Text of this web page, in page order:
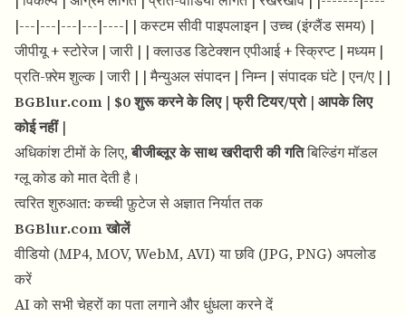
|---|---|---|---|----| | कस्टम सीवी पाइपलाइन | उच्च (इंग्लैंड समय) |
जीपीयू + स्टोरेज | जारी | | क्लाउड डिटेक्शन एपीआई + स्क्रिप्ट | मध्यम |
प्रति-फ़्रेम शुल्क | जारी | | मैन्युअल संपादन | निम्न | संपादक घंटे | एन/ए | |
BGBlur.com | $0 शुरू करने के लिए|फ्री टियर/प्रो| आपके लिए
कोई नहीं|
अधिकांश टीमों के लिए,बीजीब्लूर के साथ खरीदारी की गतिबिल्डिंग मॉडल
ग्लू कोड को मात देती है।
त्वरित शुरुआत: कच्ची फ़ुटेज से अज्ञात निर्यात तक
BGBlur.com खोलें
वीडियो (MP4, MOV, WebM, AVI) या छवि (JPG, PNG) अपलोड
करें
AI को सभी चेहरों का पता लगाने और धुंधला करने दें